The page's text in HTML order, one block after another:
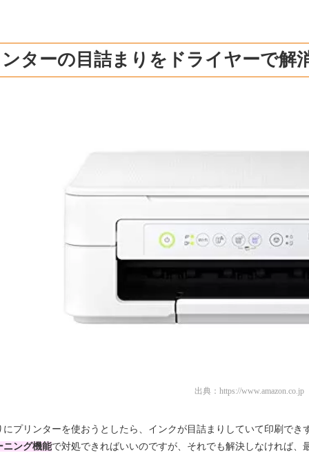
ターの目詰まりをドライヤーで解
出典： https://www.amazon.co.jp
にプリンターを使おうとしたら、インクが目詰まりしていて印刷でき
ニング機能で対処できればいいのですが、それでも解決しなければ